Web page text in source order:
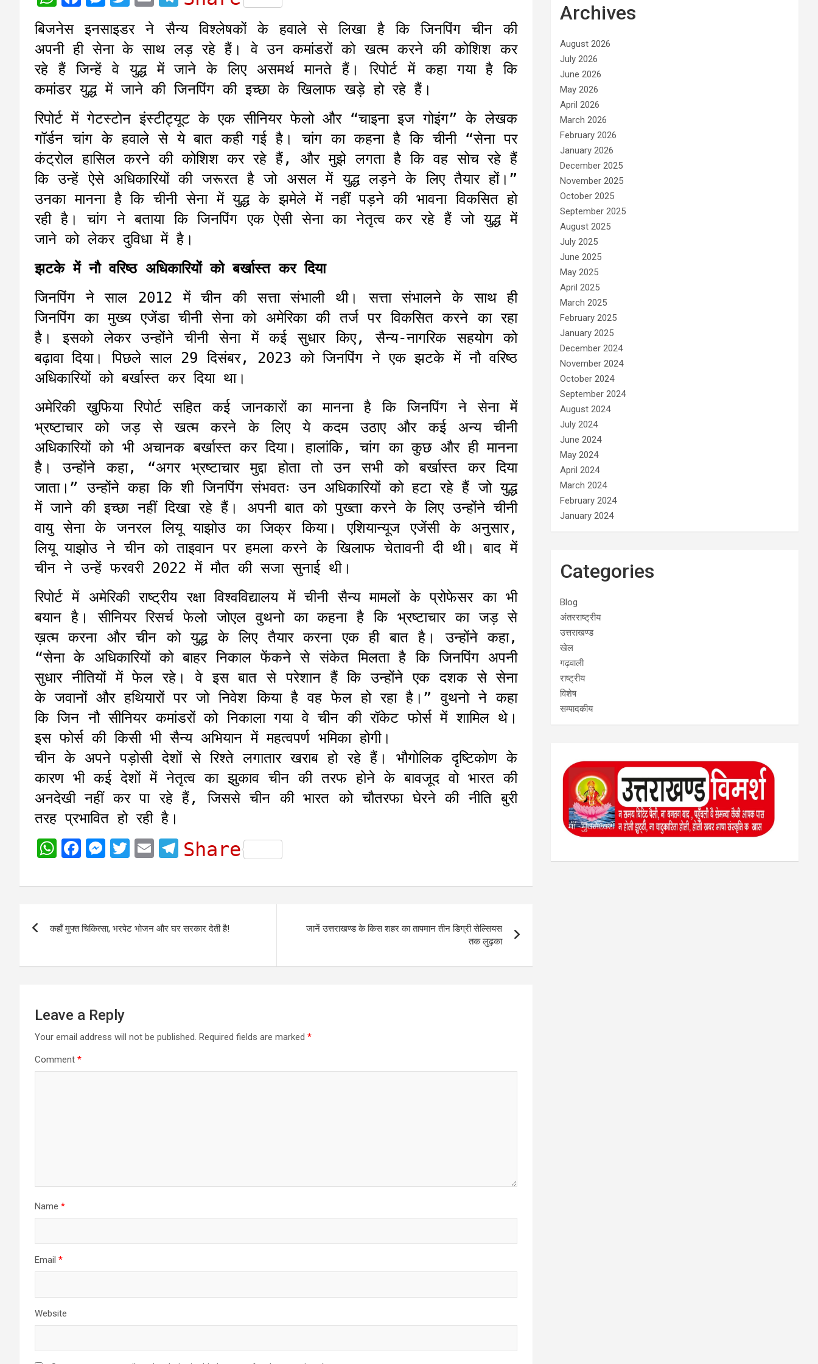
h
a
t
s
A
p
p
c
e
b
o
o
k
s
s
e
n
g
e
r
i
t
t
e
r
i
l
l
e
g
r
a
m
बिजनेस इनसाइडर ने सैन्य विश्लेषकों के हवाले से लिखा है कि जिनपिंग चीन की
अपनी ही सेना के साथ लड़ रहे हैं। वे उन कमांडरों को खत्म करने की कोशिश कर
रहे हैं जिन्हें वे युद्ध में जाने के लिए असमर्थ मानते हैं। रिपोर्ट में कहा गया है कि
कमांडर युद्ध में जाने की जिनपिंग की इच्छा के खिलाफ खड़े हो रहे हैं।
रिपोर्ट में गेटस्टोन इंस्टीट्यूट के एक सीनियर फेलो और “चाइना इज गोइंग” के लेखक
गॉर्डन चांग के हवाले से ये बात कही गई है। चांग का कहना है कि चीनी “सेना पर
कंट्रोल हासिल करने की कोशिश कर रहे हैं, और मुझे लगता है कि वह सोच रहे हैं
कि उन्हें ऐसे अधिकारियों की जरूरत है जो असल में युद्ध लड़ने के लिए तैयार हों।”
उनका मानना है कि चीनी सेना में युद्ध के झमेले में नहीं पड़ने की भावना विकसित हो
रही है। चांग ने बताया कि जिनपिंग एक ऐसी सेना का नेतृत्व कर रहे हैं जो युद्ध में
जाने को लेकर दुविधा में है।
झटके में नौ वरिष्ठ अधिकारियों को बर्खास्त कर दिया
जिनपिंग ने साल 2012 में चीन की सत्ता संभाली थी। सत्ता संभालने के साथ ही
जिनपिंग का मुख्य एजेंडा चीनी सेना को अमेरिका की तर्ज पर विकसित करने का रहा
है। इसको लेकर उन्होंने चीनी सेना में कई सुधार किए, सैन्य-नागरिक सहयोग को
बढ़ावा दिया। पिछले साल 29 दिसंबर, 2023 को जिनपिंग ने एक झटके में नौ वरिष्ठ
अधिकारियों को बर्खास्त कर दिया था।
अमेरिकी खुफिया रिपोर्ट सहित कई जानकारों का मानना है कि जिनपिंग ने सेना में
भ्रष्टाचार को जड़ से खत्म करने के लिए ये कदम उठाए और कई अन्य चीनी
अधिकारियों को भी अचानक बर्खास्त कर दिया। हालांकि, चांग का कुछ और ही मानना
है। उन्होंने कहा, “अगर भ्रष्टाचार मुद्दा होता तो उन सभी को बर्खास्त कर दिया
जाता।” उन्होंने कहा कि शी जिनपिंग संभवतः उन अधिकारियों को हटा रहे हैं जो युद्ध
में जाने की इच्छा नहीं दिखा रहे हैं। अपनी बात को पुख्ता करने के लिए उन्होंने चीनी
वायु सेना के जनरल लियू याझोउ का जिक्र किया। एशियान्यूज एजेंसी के अनुसार,
लियू याझोउ ने चीन को ताइवान पर हमला करने के खिलाफ चेतावनी दी थी। बाद में
चीन ने उन्हें फरवरी 2022 में मौत की सजा सुनाई थी।
रिपोर्ट में अमेरिकी राष्ट्रीय रक्षा विश्वविद्यालय में चीनी सैन्य मामलों के प्रोफेसर का भी
बयान है। सीनियर रिसर्च फेलो जोएल वुथनो का कहना है कि भ्रष्टाचार का जड़ से
ख़त्म करना और चीन को युद्ध के लिए तैयार करना एक ही बात है। उन्होंने कहा,
“सेना के अधिकारियों को बाहर निकाल फेंकने से संकेत मिलता है कि जिनपिंग अपनी
सुधार नीतियों में फेल रहे। वे इस बात से परेशान हैं कि उन्होंने एक दशक से सेना
के जवानों और हथियारों पर जो निवेश किया है वह फेल हो रहा है।” वुथनो ने कहा
कि जिन नौ सीनियर कमांडरों को निकाला गया वे चीन की रॉकेट फोर्स में शामिल थे।
इस फोर्स की किसी भी सैन्य अभियान में महत्वपर्ण भमिका होगी।
चीन के अपने पड़ोसी देशों से रिश्ते लगातार खराब हो रहे हैं। भौगोलिक दृष्टिकोण के
कारण भी कई देशों में नेतृत्व का झुकाव चीन की तरफ होने के बावजूद वो भारत की
अनदेखी नहीं कर पा रहे हैं, जिससे चीन की भारत को चौतरफा घेरने की नीति बुरी
तरह प्रभावित हो रही है।
W
a
s
p
F
c
b
o
M
s
e
g
r
T
i
t
r
E
a
l
T
l
g
a
Share
navigation
कहाँ मुफ्त चिकित्सा, भरपेट भोजन और घर सरकार देती है!
जानें उत्तराखण्ड के किस शहर का तापमान तीन डिग्री सेल्सियस
तक लुढ़का
Leave a Reply
Your email address will not be published. Required fields are marked *
Comment *
Name *
Email *
Website
Archives
August 2026
July 2026
June 2026
May 2026
April 2026
March 2026
February 2026
January 2026
December 2025
November 2025
October 2025
September 2025
August 2025
July 2025
June 2025
May 2025
April 2025
March 2025
February 2025
January 2025
December 2024
November 2024
October 2024
September 2024
August 2024
July 2024
June 2024
May 2024
April 2024
March 2024
February 2024
January 2024
Categories
Blog
अंतरराष्ट्रीय
उत्तराखण्ड
खेल
गढ़वाली
राष्ट्रीय
विशेष
सम्पादकीय